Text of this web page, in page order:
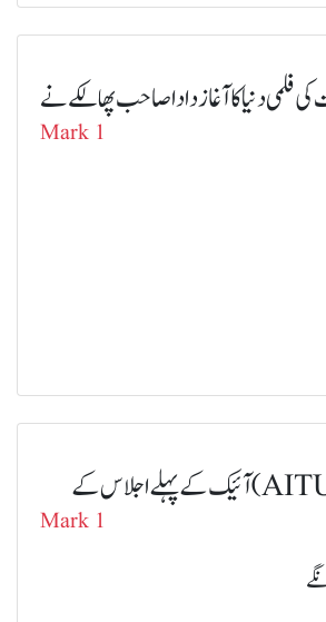
فلمی دنیا کا آغاز دادا صاحب پھالکے نے
Mark 1
(AITUC) آئیک کے پہلے اجلاس کے
Mark 1